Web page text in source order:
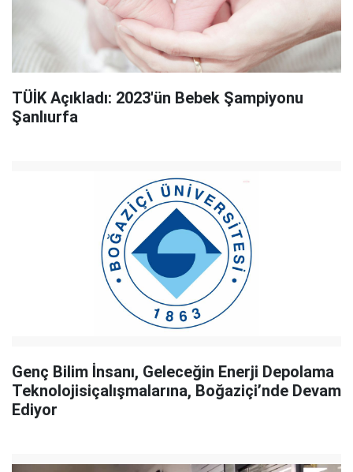
TÜİK Açıkladı: 2023'ün Bebek Şampiyonu
Şanlıurfa
Genç Bilim İnsanı, Geleceğin Enerji Depolama
Teknolojisiçalışmalarına, Boğaziçi’nde Devam
Ediyor